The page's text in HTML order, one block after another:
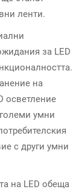
ленти.
за LED
на
осветление
умни
с други умни
на LED обеща